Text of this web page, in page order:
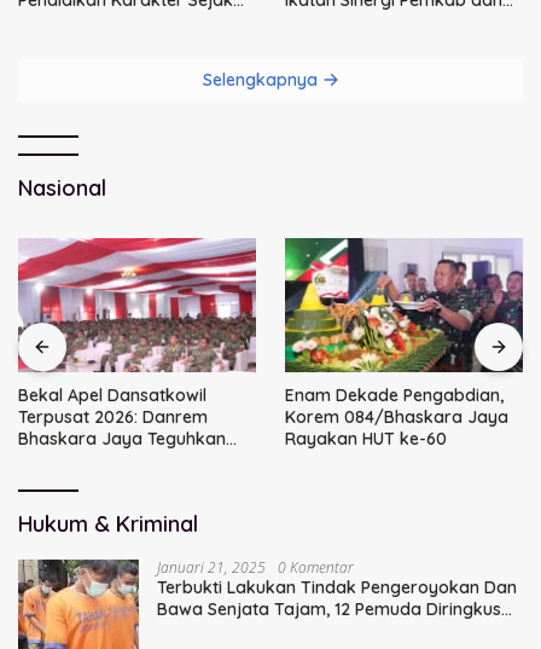
Selengkapnya
Nasional
Bekal Apel Dansatkowil
Terpusat 2026: Danrem
Bhaskara Jaya Teguhkan
Enam Dekade Pengabdian,
Korem 084/Bhaskara Jaya
Rayakan HUT ke-60
Hukum & Kriminal
Januari 21, 2025 0 Komentar
Terbukti Lakukan Tindak Pengeroyokan Dan
Bawa Senjata Tajam, 12 Pemuda Diringkus